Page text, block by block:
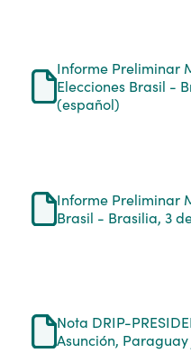
Informe Preliminar
Elecciones Brasil -
(español)
Informe Preliminar
Brasil - Brasilia, 3
Nota DRIP-
Asunción, Paraguay